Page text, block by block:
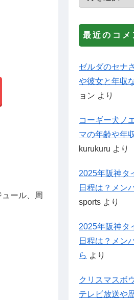
ール、周
最近のコメ
ゼルダのセナ
や彼女と年収
ョン より
コーギー犬ノ
マの年齢や年
kurukuru より
2025年阪神タ
日程は？メン
sports より
2025年阪神タ
日程は？メン
ら より
クリスマスボ
テレビ放送や